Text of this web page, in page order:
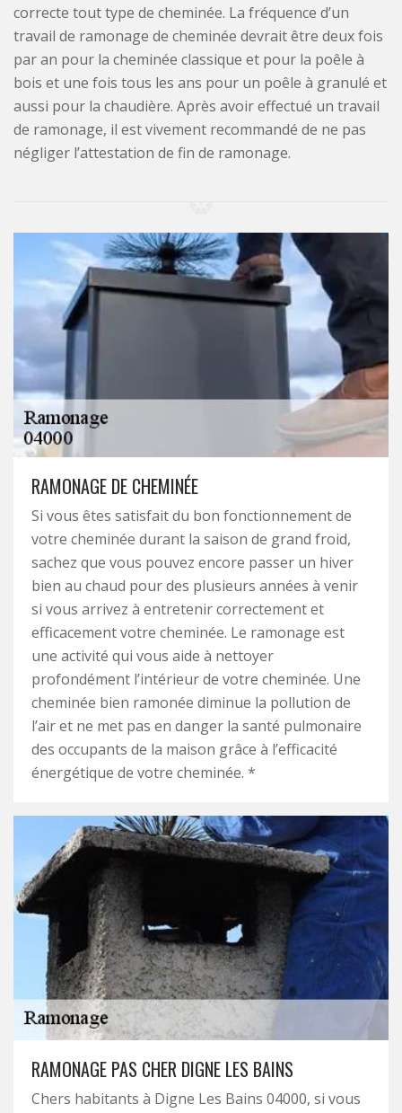
correcte tout type de cheminée. La fréquence d’un
travail de ramonage de cheminée devrait être deux fois
par an pour la cheminée classique et pour la poêle à
bois et une fois tous les ans pour un poêle à granulé et
aussi pour la chaudière. Après avoir effectué un travail
de ramonage, il est vivement recommandé de ne pas
négliger l’attestation de fin de ramonage.
RAMONAGE DE CHEMINÉE
Si vous êtes satisfait du bon fonctionnement de
votre cheminée durant la saison de grand froid,
sachez que vous pouvez encore passer un hiver
bien au chaud pour des plusieurs années à venir
si vous arrivez à entretenir correctement et
efficacement votre cheminée. Le ramonage est
une activité qui vous aide à nettoyer
profondément l’intérieur de votre cheminée. Une
cheminée bien ramonée diminue la pollution de
l’air et ne met pas en danger la santé pulmonaire
des occupants de la maison grâce à l’efficacité
énergétique de votre cheminée. *
RAMONAGE PAS CHER DIGNE LES BAINS
Chers habitants à Digne Les Bains 04000, si vous